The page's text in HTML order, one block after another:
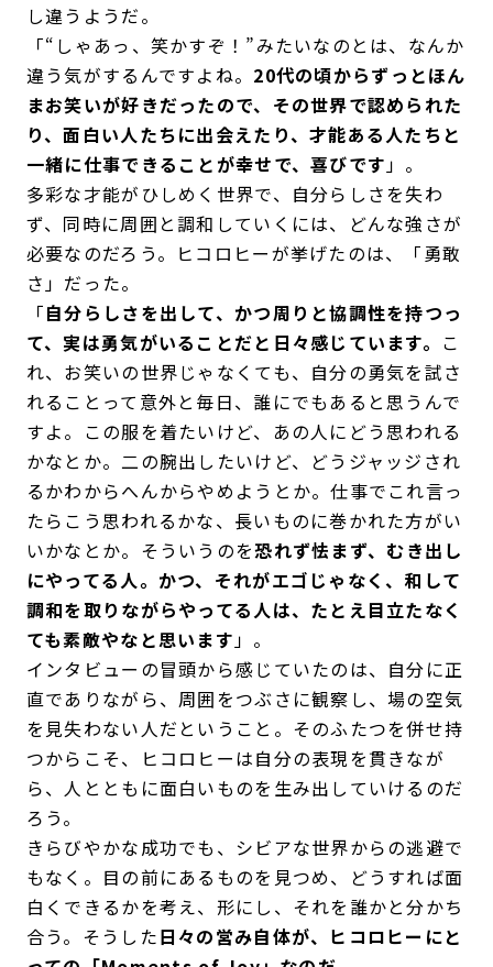
し違うようだ。
「“しゃあっ、笑かすぞ！”みたいなのとは、なんか
違う気がするんですよね。 20代の頃からずっとほん
まお笑いが好きだったので、その世界で認められた
り、面白い人たちに出会えたり、才能ある人たちと
一緒に仕事できることが幸せで、喜びです 」。
多彩な才能がひしめく世界で、自分らしさを失わ
ず、同時に周囲と調和していくには、どんな強さが
必要なのだろう。ヒコロヒーが挙げたのは、「勇敢
さ」だった。
「自分らしさを出して、かつ周りと協調性を持つっ
て、実は勇気がいることだと日々感じています。 こ
れ、お笑いの世界じゃなくても、自分の勇気を試さ
れることって意外と毎日、誰にでもあると思うんで
すよ。この服を着たいけど、あの人にどう思われる
かなとか。二の腕出したいけど、どうジャッジされ
るかわからへんからやめようとか。仕事でこれ言っ
たらこう思われるかな、長いものに巻かれた方がい
いかなとか。そういうのを恐れず怯まず、むき出し
にやってる人。かつ、それがエゴじゃなく、和して
調和を取りながらやってる人は、たとえ目立たなく
ても素敵やなと思います 」。
インタビューの冒頭から感じていたのは、自分に正
直でありながら、周囲をつぶさに観察し、場の空気
を見失わない人だということ。そのふたつを併せ持
つからこそ、ヒコロヒーは自分の表現を貫きなが
ら、人とともに面白いものを生み出していけるのだ
ろう。
きらびやかな成功でも、シビアな世界からの逃避で
もなく。目の前にあるものを見つめ、どうすれば面
白くできるかを考え、形にし、それを誰かと分かち
合う。そうした日々の営み自体が、ヒコロヒーにと